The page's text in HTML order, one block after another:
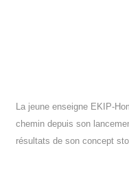
La jeune enseigne EKIP-
chemin depuis son
résultats de son concept